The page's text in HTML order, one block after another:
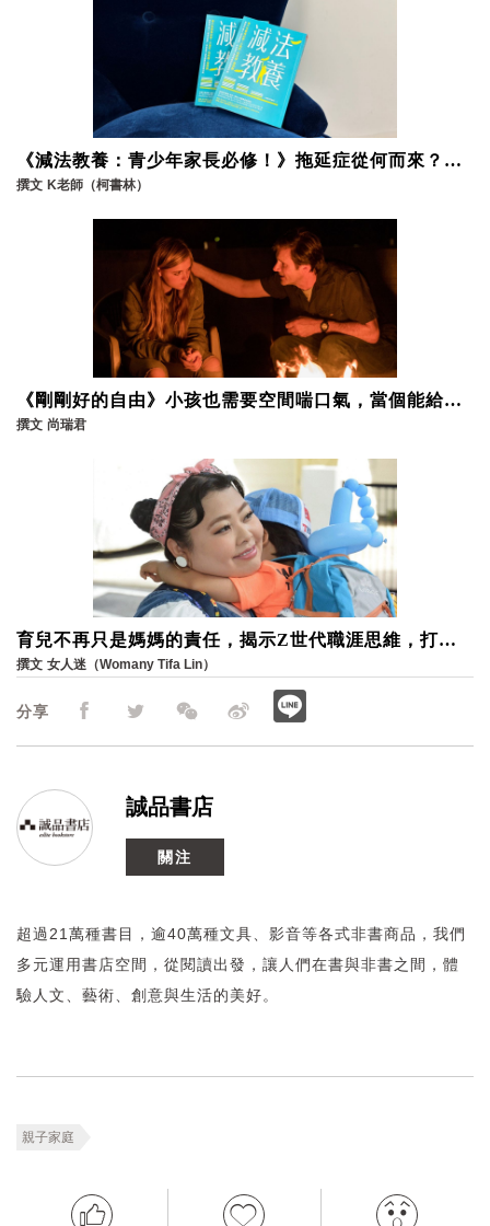
分享
誠品書店
關注
超過21萬種書目，逾40萬種文具、影音等各式非書商品，我們
多元運用書店空間，從閱讀出發，讓人們在書與非書之間，體
驗人文、藝術、創意與生活的美好。
親子家庭
《減法教養：青少年家長必修！》拖延症從何而來？和
孩子一起面對建立良好的溝通環境
撰文 K老師（柯書林）
《剛剛好的自由》小孩也需要空間喘口氣，當個能給孩
子安定力量的家長
撰文 尚瑞君
育兒不再只是媽媽的責任，揭示Z世代職涯思維，打造
婚後安心重返職場的環境
撰文 女人迷（Womany Tifa Lin）